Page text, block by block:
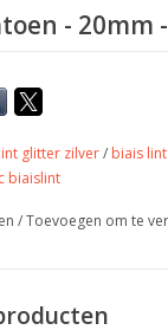
- 20mm
glitter zilver/ biais
biaislint
/Toevoegen om te